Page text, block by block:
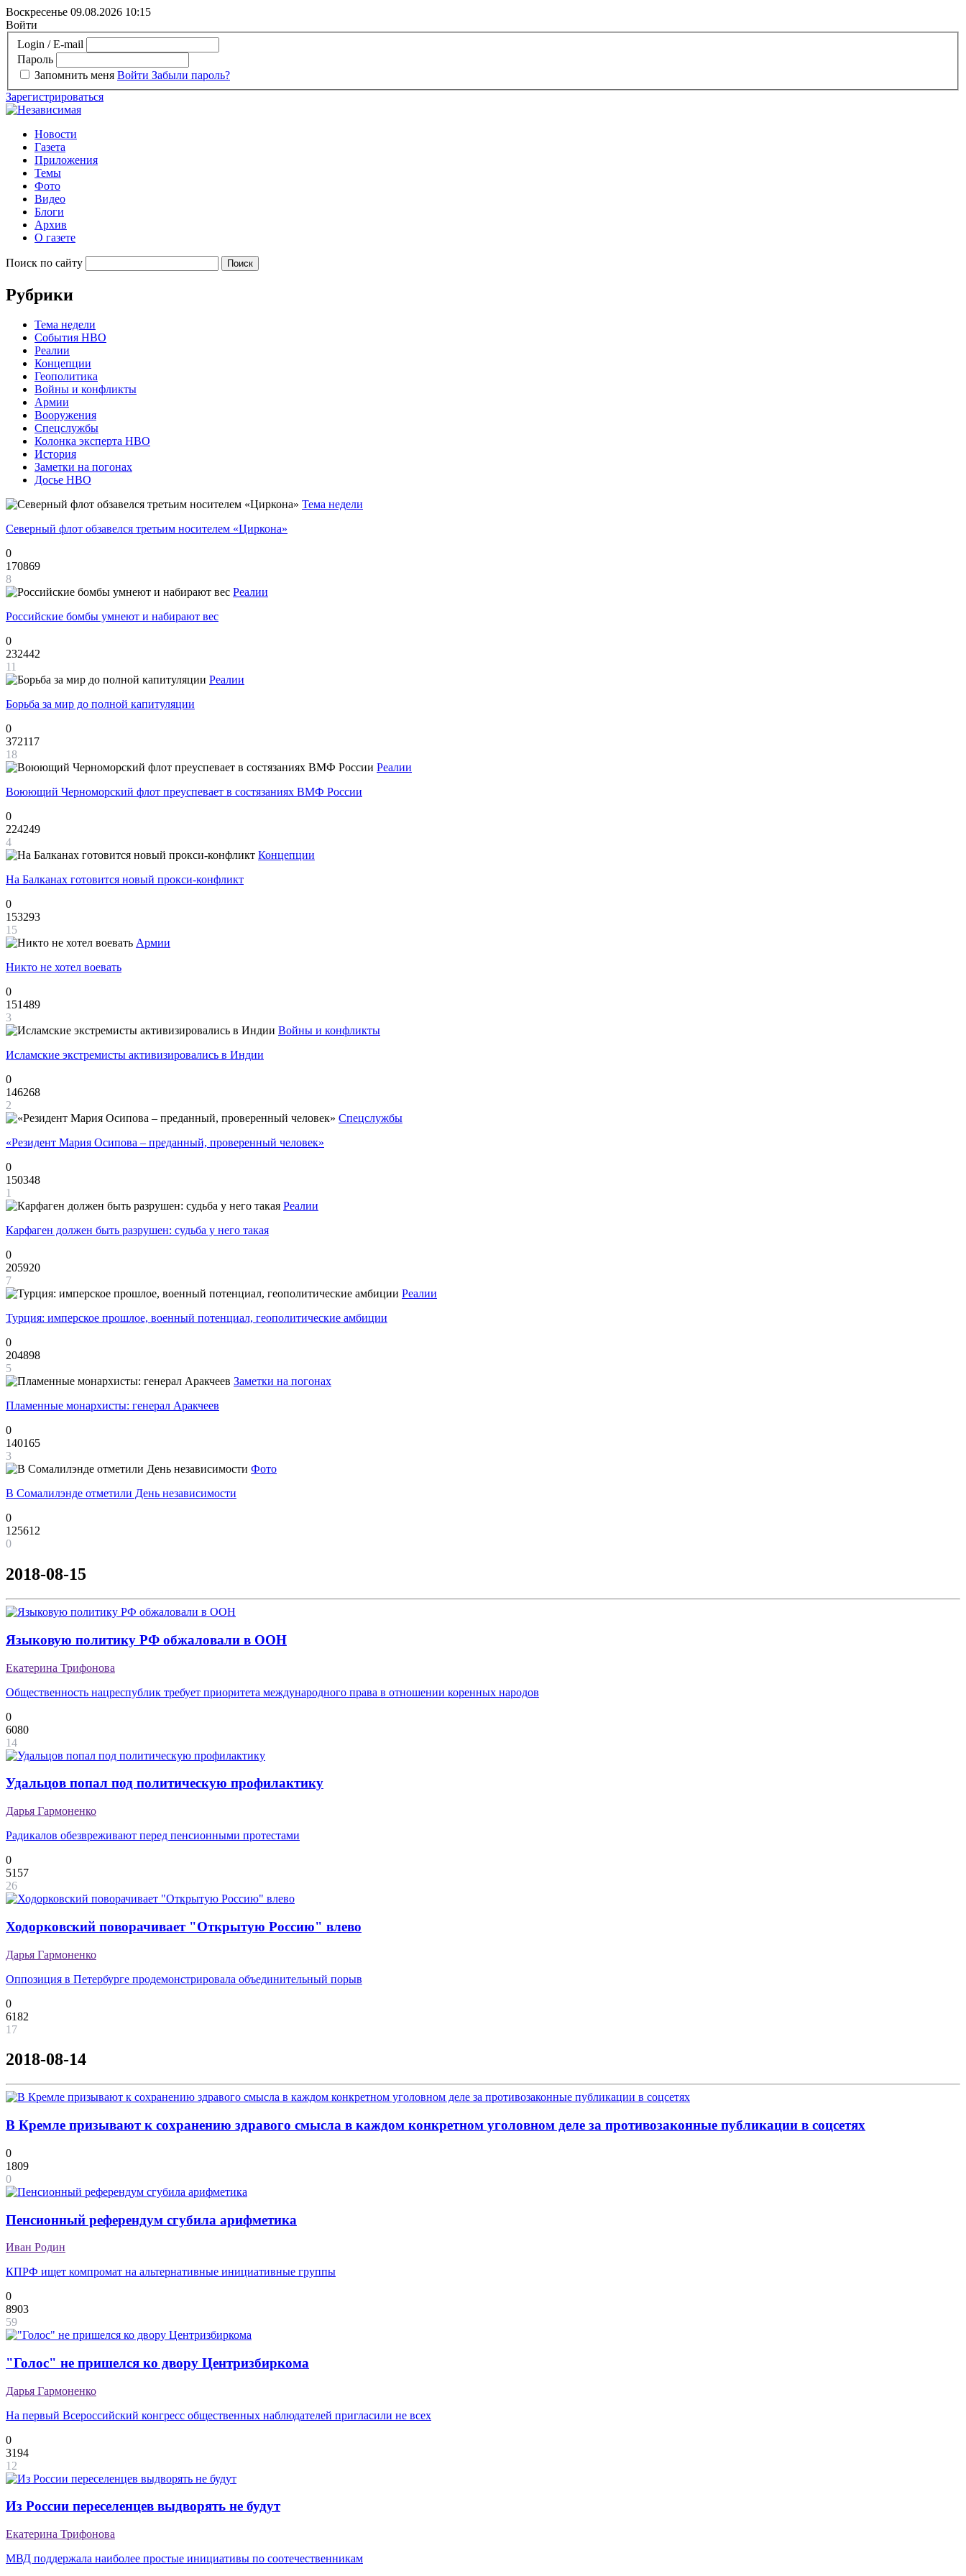
Воскресенье 09.08.2026 10:15
Войти
Login / E-mail
Пароль
Запомнить меня Войти Забыли пароль?
Зарегистрироваться
Новости
Газета
Приложения
Темы
Фото
Видео
Блоги
Архив
О газете
Поиск по сайту
Рубрики
Тема недели
События НВО
Реалии
Концепции
Геополитика
Войны и конфликты
Армии
Вооружения
Спецслужбы
Колонка эксперта НВО
История
Заметки на погонах
Досье НВО
Тема недели
Северный флот обзавелся третьим носителем «Циркона»
0
170869
8
Реалии
Российские бомбы умнеют и набирают вес
0
232442
11
Реалии
Борьба за мир до полной капитуляции
0
372117
18
Реалии
Воюющий Черноморский флот преуспевает в состязаниях ВМФ России
0
224249
4
Концепции
На Балканах готовится новый прокси-конфликт
0
153293
15
Армии
Никто не хотел воевать
0
151489
3
Войны и конфликты
Исламские экстремисты активизировались в Индии
0
146268
2
Спецслужбы
«Резидент Мария Осипова – преданный, проверенный человек»
0
150348
1
Реалии
Карфаген должен быть разрушен: судьба у него такая
0
205920
7
Реалии
Турция: имперское прошлое, военный потенциал, геополитические амбиции
0
204898
5
Заметки на погонах
Пламенные монархисты: генерал Аракчеев
0
140165
3
Фото
В Сомалилэнде отметили День независимости
0
125612
0
2018-08-15
Языковую политику РФ обжаловали в ООН
Екатерина Трифонова
Общественность нацреспублик требует приоритета международного права в отношении коренных народов
0
6080
14
Удальцов попал под политическую профилактику
Дарья Гармоненко
Радикалов обезвреживают перед пенсионными протестами
0
5157
26
Ходорковский поворачивает "Открытую Россию" влево
Дарья Гармоненко
Оппозиция в Петербурге продемонстрировала объединительный порыв
0
6182
17
2018-08-14
В Кремле призывают к сохранению здравого смысла в каждом конкретном уголовном деле за противозаконные публикации в соцсетях
0
1809
0
Пенсионный референдум сгубила арифметика
Иван Родин
КПРФ ищет компромат на альтернативные инициативные группы
0
8903
59
"Голос" не пришелся ко двору Центризбиркома
Дарья Гармоненко
На первый Всероссийский конгресс общественных наблюдателей пригласили не всех
0
3194
12
Из России переселенцев выдворять не будут
Екатерина Трифонова
МВД поддержала наиболее простые инициативы по соотечественникам